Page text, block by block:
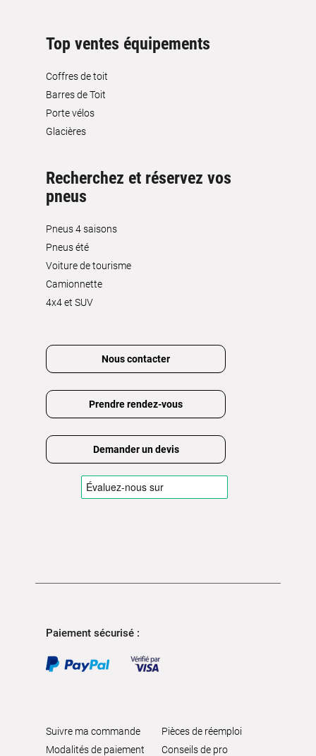
Top ventes équipements
Coffres de toit
Barres de Toit
Porte vélos
Glacières
Recherchez et réservez vos
pneus
Pneus 4 saisons
Pneus été
Voiture de tourisme
Camionnette
4x4 et SUV
Nous contacter
Prendre rendez-vous
Demander un devis
Paiement sécurisé :
Suivre ma commande
Modalités de paiement
Pièces de réemploi
Conseils de pro